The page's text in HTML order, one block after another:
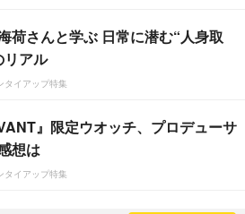
荷さんと学ぶ 日常に潜む“人身取
リアル
タイアップ特集
』限定ウオッチ、プロデューサ
想は
タイアップ特集